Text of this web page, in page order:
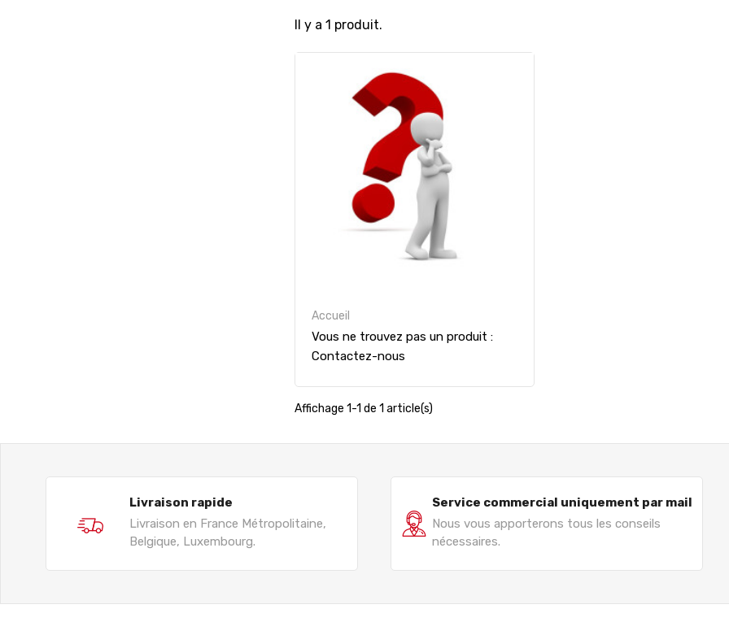
Il y a 1 produit.
Accueil
Vous ne trouvez pas un produit :
Contactez-nous
Affichage 1-1 de 1 article(s)
Livraison rapide
Livraison en France Métropolitaine,
Belgique, Luxembourg.
Service commercial uniquement par mail
Nous vous apporterons tous les conseils
nécessaires.